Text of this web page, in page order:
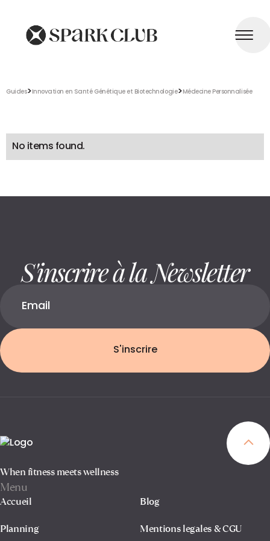
Guides>Innovation en Santé Génétique et Biotechnologie>Médecine Personnalisée
No items found.
S'inscrire à la Newsletter
S'inscrire
When fitness meets wellness
Menu
Accueil
Planning
Blog
Mentions legales & CGU